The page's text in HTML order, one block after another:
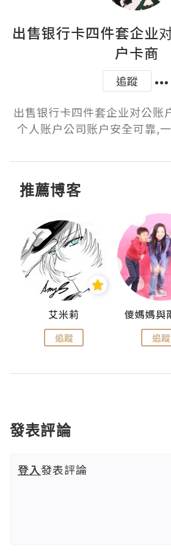
出售银行卡四件套企业
户卡商
追蹤
出售银行卡四件套企业对公账
个人账户公司账户安全可靠,
推薦博客
艾米莉
追蹤 追蹤
發表評論
登入發表評論